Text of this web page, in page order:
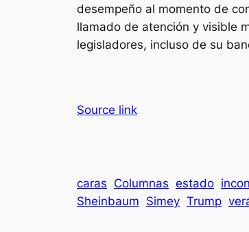
desempeño al momento de
llamado de atención y visible
legisladores, incluso de su
Source link
caras Columnas estado
Sheinbaum Simey Trump